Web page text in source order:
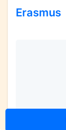
Erasmus